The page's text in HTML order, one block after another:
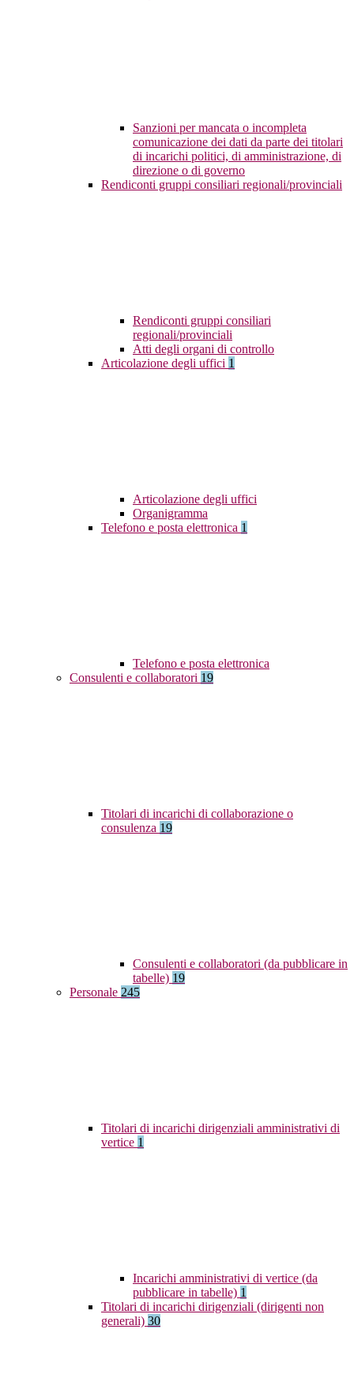
Sanzioni per mancata o incompleta
comunicazione dei dati da parte dei titolari
di incarichi politici, di amministrazione, di
direzione o di governo
Rendiconti gruppi consiliari regionali/provinciali
Rendiconti gruppi consiliari
regionali/provinciali
Atti degli organi di controllo
Articolazione degli uffici 1
Articolazione degli uffici
Organigramma
Telefono e posta elettronica 1
Telefono e posta elettronica
Consulenti e collaboratori 19
Titolari di incarichi di collaborazione o
consulenza 19
Consulenti e collaboratori (da pubblicare in
tabelle) 19
Personale 245
Titolari di incarichi dirigenziali amministrativi di
vertice 1
Incarichi amministrativi di vertice (da
pubblicare in tabelle) 1
Titolari di incarichi dirigenziali (dirigenti non
generali) 30